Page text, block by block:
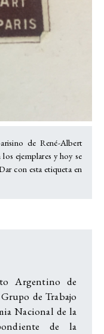
de René-Albert
ejemplares y hoy se
con esta etiqueta en
Argentino de
de Trabajo
Nacional de la
de la